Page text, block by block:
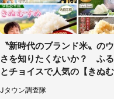
〝新時代のブランド米〟の
さを知りたくないか？ ふ
とチョイスで人気の【きぬむ
め】5選
Jタウン調査隊